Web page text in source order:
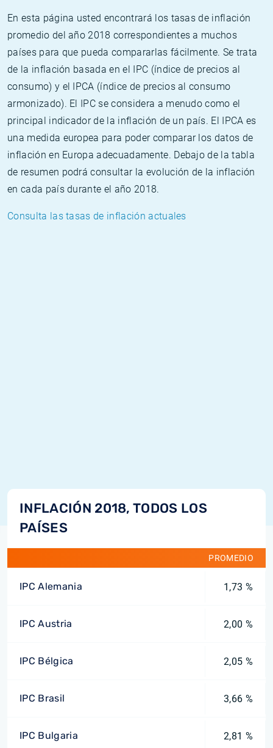
En esta página usted encontrará los tasas de inflación
promedio del año 2018 correspondientes a muchos
países para que pueda compararlas fácilmente. Se trata
de la inflación basada en el IPC (índice de precios al
consumo) y el IPCA (índice de precios al consumo
armonizado). El IPC se considera a menudo como el
principal indicador de la inflación de un país. El IPCA es
una medida europea para poder comparar los datos de
inflación en Europa adecuadamente. Debajo de la tabla
de resumen podrá consultar la evolución de la inflación
en cada país durante el año 2018.
Consulta las tasas de inflación actuales
INFLACIÓN 2018, TODOS LOS
PAÍSES
PROMEDIO
IPC Alemania 1,73 %
IPC Austria 2,00 %
IPC Bélgica 2,05 %
IPC Brasil 3,66 %
IPC Bulgaria 2,81 %